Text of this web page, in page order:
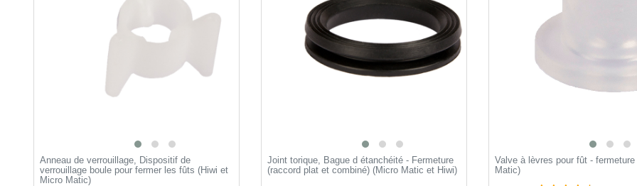
Anneau de verrouillage, Dispositif de
verrouillage boule pour fermer les fûts (Hiwi et
Micro Matic)
Joint torique, Bague d étanchéité - Fermeture
(raccord plat et combiné) (Micro Matic et Hiwi)
Valve à lèvres pour fût - fermeture
Matic)